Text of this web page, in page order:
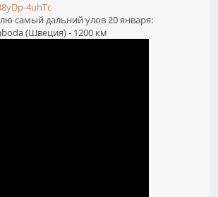
4uhTc
самый дальний улов 20 января:
(Швеция) - 1200 км